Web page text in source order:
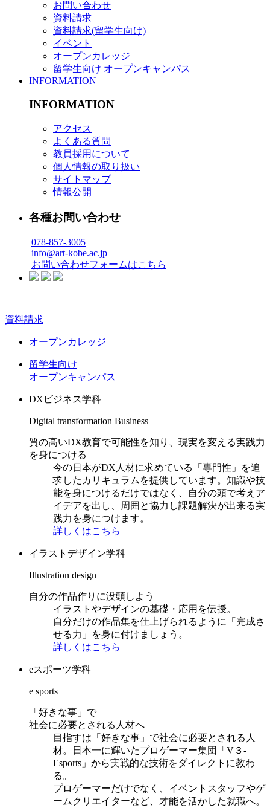
お問い合わせ
資料請求
資料請求(留学生向け)
イベント
オープンカレッジ
留学生向け オープンキャンパス
INFORMATION
INFORMATION
アクセス
よくある質問
教員採用について
個人情報の取り扱い
サイトマップ
情報公開
各種お問い合わせ
078-857-3005
info@art-kobe.ac.jp
お問い合わせフォームはこちら
資料請求
オープンカレッジ
留学生向け
オープンキャンパス
DXビジネス学科
Digital transformation Business
質の高いDX教育で可能性を知り、現実を変える実践力
を身につける
今の日本がDX人材に求めている「専門性」を追
求したカリキュラムを提供しています。知識や技
能を身につけるだけではなく、自分の頭で考えア
イデアを出し、周囲と協力し課題解決が出来る実
践力を身につけます。
詳しくはこちら
イラストデザイン学科
Illustration design
自分の作品作りに没頭しよう
イラストやデザインの基礎・応用を伝授。
自分だけの作品集を仕上げられるように「完成さ
せる力」を身に付けましょう。
詳しくはこちら
eスポーツ学科
e sports
「好きな事」で
社会に必要とされる人材へ
目指すは「好きな事」で社会に必要とされる人
材。日本一に輝いたプロゲーマー集団「V３-
Esports」から実戦的な技術をダイレクトに教わ
る。
プロゲーマーだけでなく、イベントスタッフやゲ
ームクリエイターなど、才能を活かした就職へ。